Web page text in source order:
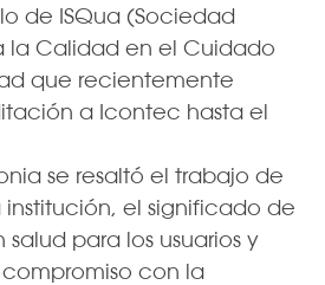
de ISQua (Sociedad
la Calidad en el Cuidado
que recientemente
a Icontec hasta el
se resaltó el trabajo de
el significado de
para los usuarios y
con la